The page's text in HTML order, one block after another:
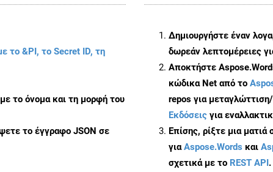
το &PI, το Secret ID, τη
με το όνομα και τη μορφή του
το έγγραφο JSON σε
Δημιουργήστε έναν
δωρεάν λεπτομέρειες
Αποκτήστε
κώδικα Net από το
repos για
Εκδόσεις για
Επίσης, ρίξτε μια
γιαAspose.Words και
σχετικά με το REST API.